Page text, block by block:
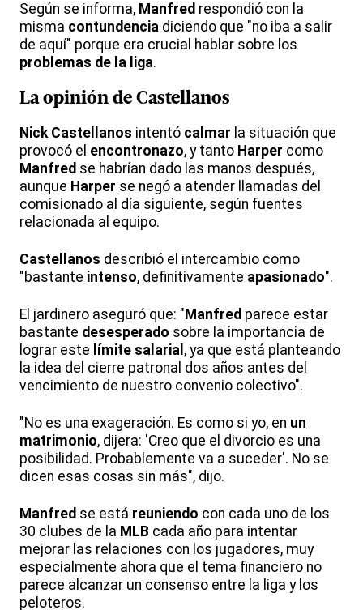
Según se informa, Manfred respondió con la
misma contundencia diciendo que "no iba a salir
de aquí" porque era crucial hablar sobre los
problemas de la liga.
La opinión de Castellanos
Nick Castellanos intentó calmar la situación que
provocó el encontronazo, y tanto Harper como
Manfred se habrían dado las manos después,
aunque Harper se negó a atender llamadas del
comisionado al día siguiente, según fuentes
relacionada al equipo.
Castellanos describió el intercambio como
"bastante intenso, definitivamente apasionado".
El jardinero aseguró que: " Manfred parece estar
bastante desesperado sobre la importancia de
lograr este límite salarial , ya que está planteando
la idea del cierre patronal dos años antes del
vencimiento de nuestro convenio colectivo".
"No es una exageración. Es como si yo, en un
matrimonio, dijera: 'Creo que el divorcio es una
posibilidad. Probablemente va a suceder'. No se
dicen esas cosas sin más", dijo.
Manfred se está reuniendo con cada uno de los
30 clubes de la MLB cada año para intentar
mejorar las relaciones con los jugadores, muy
especialmente ahora que el tema financiero no
parece alcanzar un consenso entre la liga y los
peloteros.